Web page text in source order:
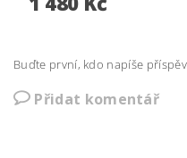
Buďte první, kdo napíše
Přidat komentář